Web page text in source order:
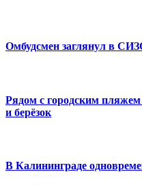
Омбудсмен заглянул в
Рядом с городским пляжем
и берёзок
В Калининграде